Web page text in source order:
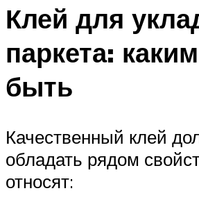
Клей для
паркета:
быть
Качественный клей
обладать рядом
относят: